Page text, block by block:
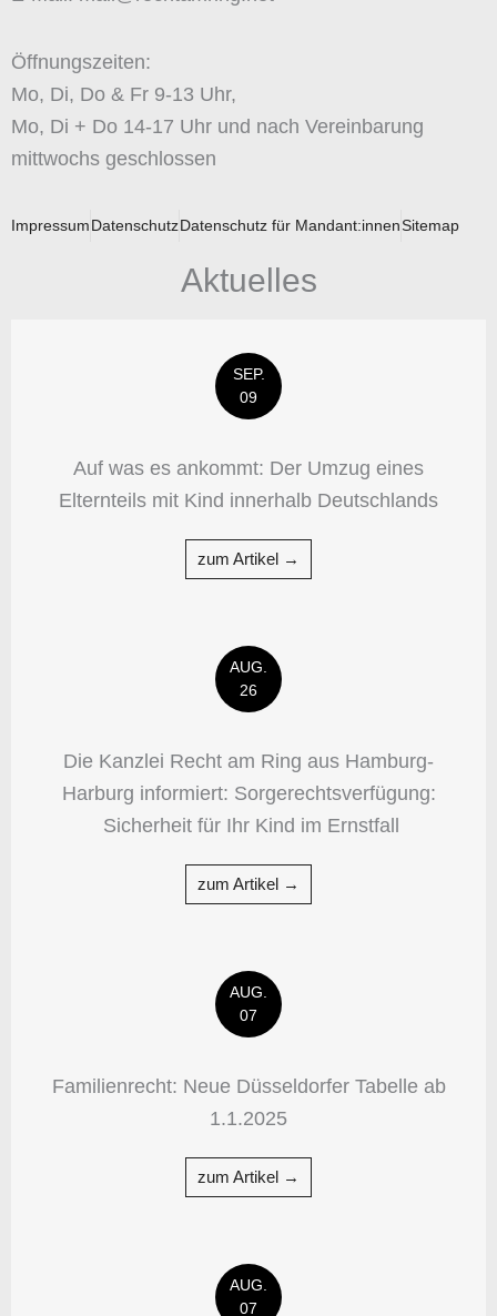
Öffnungszeiten:
Mo, Di, Do & Fr 9-13 Uhr,
Mo, Di + Do 14-17 Uhr und nach Vereinbarung
mittwochs geschlossen
ImpressumDatenschutzDatenschutz für Mandant:innenSitemap
Aktuelles
SEP.
09
Auf was es ankommt: Der Umzug eines
Elternteils mit Kind innerhalb Deutschlands
zum Artikel →
AUG.
26
Die Kanzlei Recht am Ring aus Hamburg-
Harburg informiert: Sorgerechtsverfügung:
Sicherheit für Ihr Kind im Ernstfall
zum Artikel →
AUG.
07
Familienrecht: Neue Düsseldorfer Tabelle ab
1.1.2025
zum Artikel →
AUG.
07